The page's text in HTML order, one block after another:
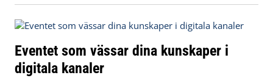
Eventet som vässar dina kunskaper i
digitala kanaler